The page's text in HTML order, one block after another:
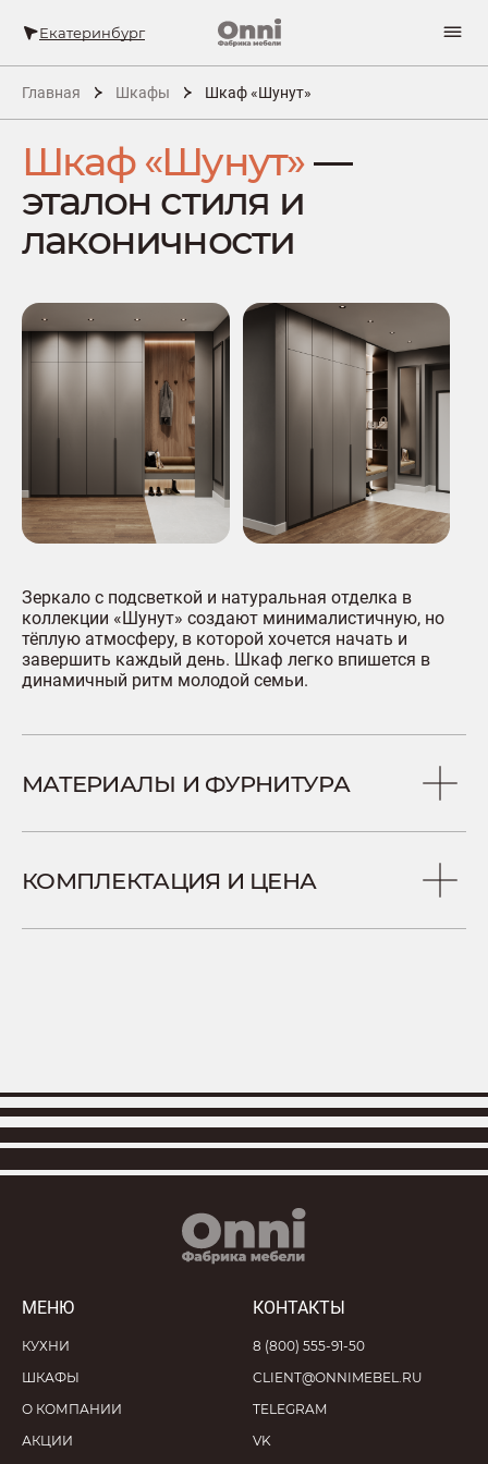
Екатеринбург
Главная Шкафы Шкаф «Шунут»
Шкаф «Шунут»—
эталон стиля и
лаконичности
Зеркало с подсветкой и натуральная отделка в
коллекции «Шунут» создают минималистичную, но
тёплую атмосферу, в которой хочется начать и
завершить каждый день. Шкаф легко впишется в
динамичный ритм молодой семьи.
МАТЕРИАЛЫ И ФУРНИТУРА
КОМПЛЕКТАЦИЯ И ЦЕНА
МЕНЮ
КУХНИ
ШКАФЫ
О КОМПАНИИ
АКЦИИ
КОНТАКТЫ
8 (800) 555-91-50
CLIENT@ONNIMEBEL.RU
TELEGRAM
VK